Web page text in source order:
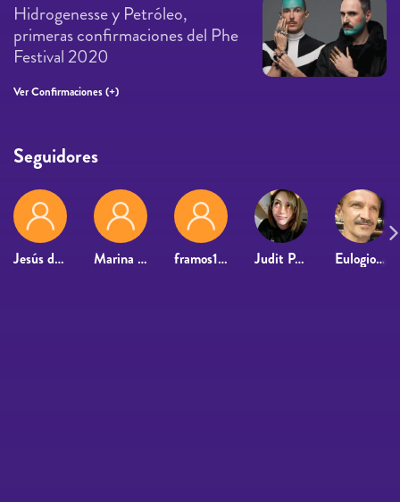
Hidrogenesse y Petróleo,
primeras confirmaciones del Phe
Festival 2020
Ver Confirmaciones (+)
Seguidores
Jesús del castillo Marina Garcia Rodriguez framos1981 Judit Pérez Eulogio Franco Campillo